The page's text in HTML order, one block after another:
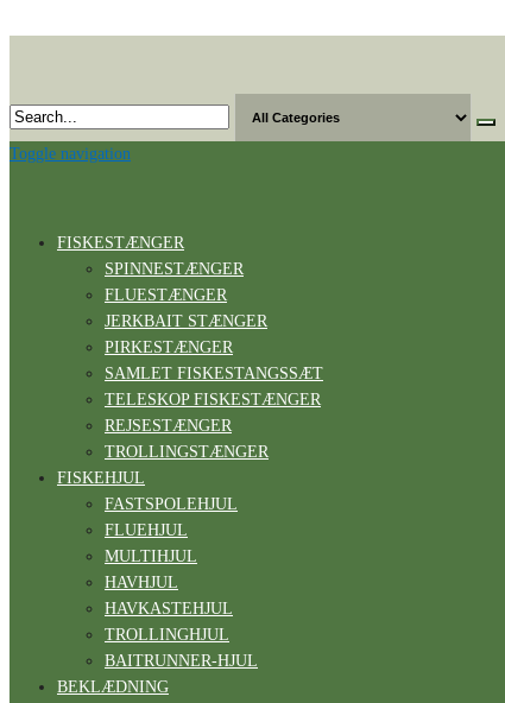
content
Toggle navigation
FISKESTÆNGER
SPINNESTÆNGER
FLUESTÆNGER
JERKBAIT STÆNGER
PIRKESTÆNGER
SAMLET FISKESTANGSSÆT
TELESKOP FISKESTÆNGER
REJSESTÆNGER
TROLLINGSTÆNGER
FISKEHJUL
FASTSPOLEHJUL
FLUEHJUL
MULTIHJUL
HAVHJUL
HAVKASTEHJUL
TROLLINGHJUL
BAITRUNNER-HJUL
BEKLÆDNING